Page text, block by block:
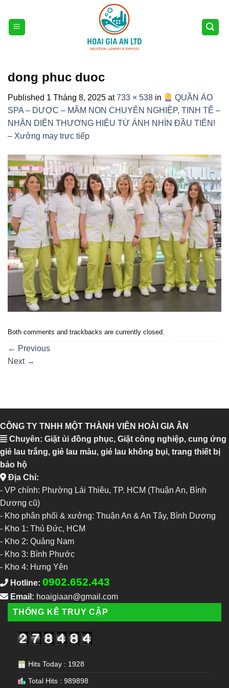
content
dong phuc duoc
Published 1 Tháng 8, 2025 at733 × 538 in
QUẦN ÁO
SPA – DƯỢC – MẦM NON CHUYÊN NGHIỆP, TINH TẾ –
NHẬN DIỆN THƯƠNG HIỆU TỪ ÁNH NHÌN ĐẦU TIÊN!
– Xưởng may trực tiếp
Both comments and trackbacks are currently closed.
← Previous
Next →
CÔNG TY TNHH MỘT THÀNH VIÊN HOÀI GIA ÂN
Chuyên: Giặt ủi đồng phục, Giặt công nghiệp, cung ứng
giẻ lau trắng, giẻ lau màu, giẻ lau không bụi, trang thiết bị
bảo hộ
Địa Chỉ:
- VP chính: Phường Lái Thiêu, TP. HCM (Thuận An, Bình
Dương cũ)
- Kho phân phối & xưởng: Thuận An & An Tây, Bình Dương
- Kho 1: Thủ Đức, HCM
- Kho 2: Quảng Nam
- Kho 3: Bình Phước
- Kho 4: Hưng Yên
Hotline: 0902.652.443
Email: hoaigiaan@gmail.com
THỐNG KÊ TRUY CẬP
Hits Today : 1928
Total Hits : 989898